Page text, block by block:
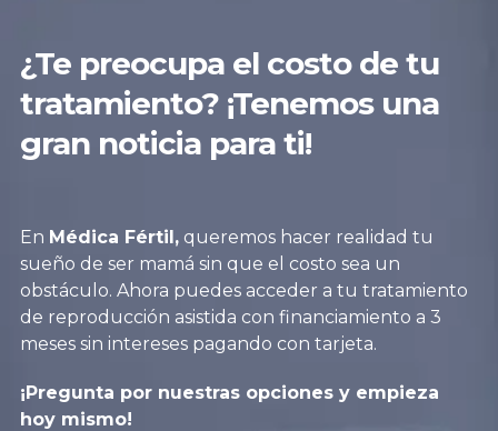
¿Te preocupa el costo de tu
tratamiento? ¡Tenemos una
gran noticia para ti!
En Médica Fértil,queremos hacer realidad tu
sueño de ser mamá sin que el costo sea un
obstáculo. Ahora puedes acceder a tu tratamiento
de reproducción asistida con financiamiento a 3
meses sin intereses pagando con tarjeta.
¡Pregunta por nuestras opciones y empieza
hoy mismo!